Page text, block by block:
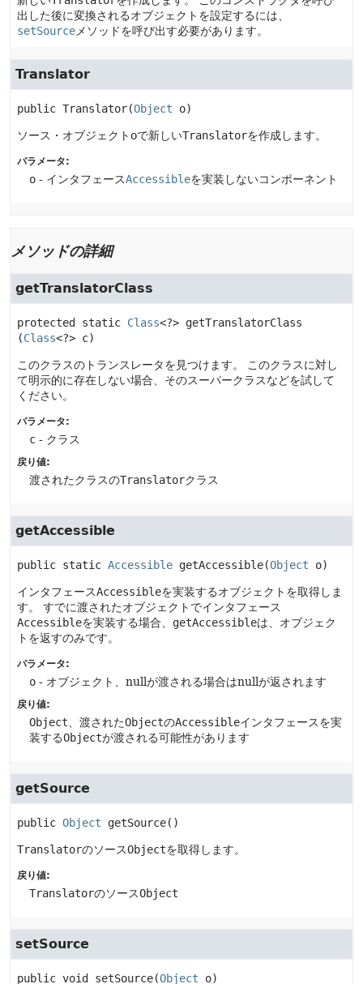
出した後に変換されるオブジェクトを設定するには、
setSource メソッドを呼び出す必要があります。
Translator
public Translator(Object o)
ソース・オブジェクトoで新しいTranslatorを作成します。
パラメータ:
o - インタフェースAccessibleを実装しないコンポーネント
メソッドの詳細
getTranslatorClass
protected static Class<?> getTranslatorClass
(Class<?> c)
このクラスのトランスレータを見つけます。
このクラスに対し
て明示的に存在しない場合、そのスーパークラスなどを試して
ください。
パラメータ:
c - クラス
戻り値:
渡されたクラスのTranslatorクラス
getAccessible
public static Accessible getAccessible(Object o)
インタフェースAccessibleを実装するオブジェクトを取得しま
す。
すでに渡されたオブジェクトでインタフェース
Accessibleを実装する場合、 getAccessibleは、オブジェク
トを返すのみです。
パラメータ:
o - オブジェクト、nullが渡される場合はnullが返されます
戻り値:
Object 、渡されたObjectのAccessibleインタフェースを実
装するObjectが渡される可能性があります
getSource
public Object getSource()
TranslatorのソースObjectを取得します。
戻り値:
TranslatorのソースObject
setSource
public void setSource(Object o)